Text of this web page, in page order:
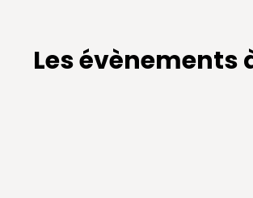
Les évènements